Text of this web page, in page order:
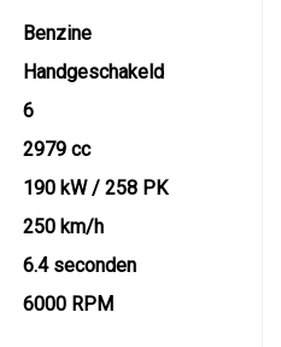
Benzine
Handgeschakeld
6
2979 cc
190 kW / 258 PK
250 km/h
6.4 seconden
6000 RPM